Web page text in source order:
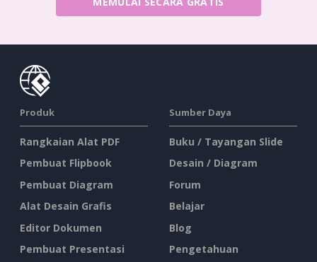
Produk
Rangkaian Alat PDF
Pembuat Flipbook
Pembuat Diagram
Alat Desain Grafis
Editor Dokumen
Pembuat Presentasi
Sumber Daya
Buku / Tayangan Slide
Desain / Diagram
Forum
Belajar
Blog
Pengetahuan